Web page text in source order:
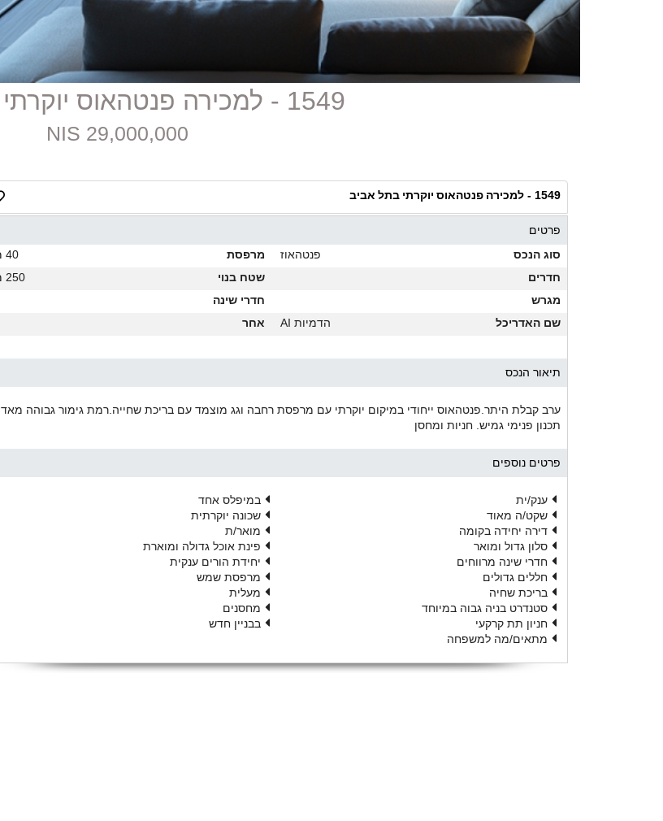
1549 - למכירה פנטהאוס יוקרתי בתל אביב
29,000,000 NIS
1549 - למכירה פנטהאוס יוקרתי בתל אביב
פרטים
סוג הנכס
פנטהאוז מרפסת
40 מ"ר
חדרים
שטח בנוי
250 מ"ר
מגרש
חדרי שינה
שם האדריכל
הדמיות AI אחר
תיאור הנכס
ערב קבלת היתר.פנטהאוס ייחודי במיקום יוקרתי עם מרפסת רחבה וגג מוצמד עם בריכת שחייה.רמת גימור גבוהה מאד
תכנון פנימי גמיש. חניות ומחסן
פרטים נוספים
ענק/ית
במיפלס אחד
שקט/ה מאוד
שכונה יוקרתית
דירה יחידה בקומה
מואר/ת
סלון גדול ומואר
פינת אוכל גדולה ומוארת
חדרי שינה מרווחים
יחידת הורים ענקית
חללים גדולים
מרפסת שמש
בריכת שחיה
מעלית
סטנדרט בניה גבוה במיוחד
מחסנים
חניון תת קרקעי
בבניין חדש
מתאים/מה למשפחה